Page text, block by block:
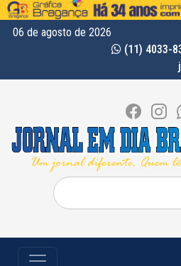
06 de agosto de 2026
(11) 4033-
Pesquisar
por: